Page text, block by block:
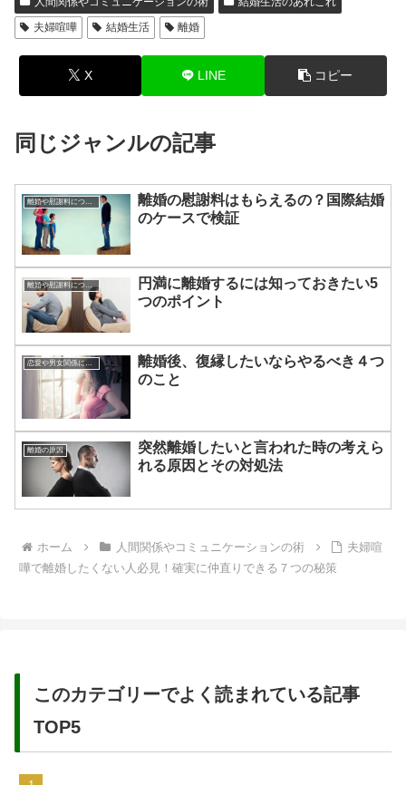
夫婦喧嘩
結婚生活 離婚
X LINE コピー
同じジャンルの記事
離婚や慰謝料について
離婚の慰謝料はもらえるの？国際結婚
のケースで検証
離婚や慰謝料について
円満に離婚するには知っておきたい5
つのポイント
恋愛や男女関係についてのあれこれ
離婚後、復縁したいならやるべき４つ
のこと
離婚の原因
突然離婚したいと言われた時の考えら
れる原因とその対処法
ホーム 人間関係やコミュニケーションの術
夫婦喧
嘩で離婚したくない人必見！確実に仲直りできる７つの秘策
このカテゴリーでよく読まれている記事
TOP5